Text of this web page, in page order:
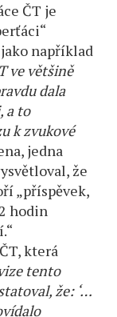
ČT je
například
ve většině
dala
a to
k zvukové
jedna
že
„příspěvek,
hodin
která
tento
že: ‘…